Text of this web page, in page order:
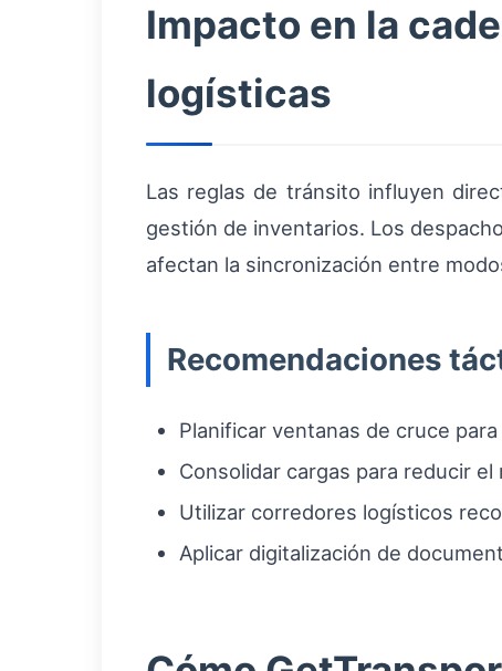
Impacto en la
logísticas
Las reglas de tránsito influyen
gestión de inventarios. Los
afectan la sincronización entre
Recomendaciones
Planificar ventanas de cruce
Consolidar cargas para reducir
Utilizar corredores logísticos
Aplicar digitalización de